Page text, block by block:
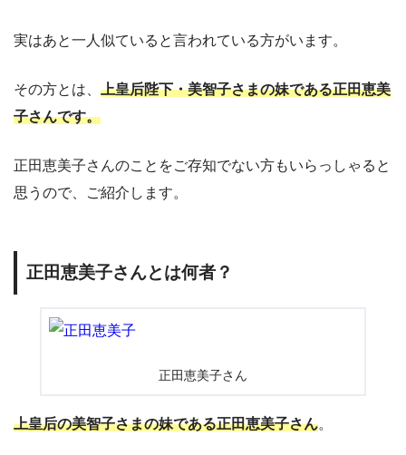
実はあと一人似ていると言われている方がいます。
その方とは、 上皇后陛下・美智子さまの妹である正田恵美
子さんです。
正田恵美子さんのことをご存知でない方もいらっしゃると
思うので、ご紹介します。
正田恵美子さんとは何者？
正田恵美子さん
上皇后の美智子さまの妹である正田恵美子さん。